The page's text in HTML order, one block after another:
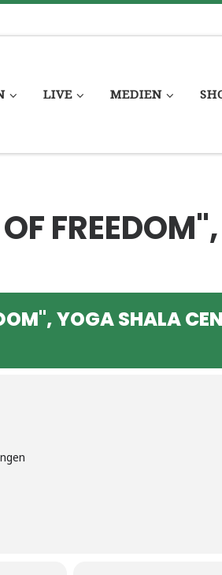
LIVE MEDIEN
YOGA SHALA